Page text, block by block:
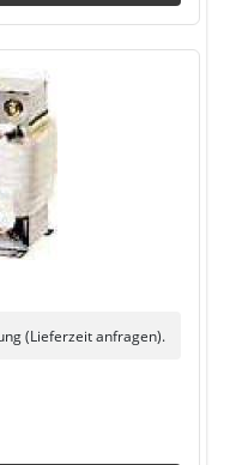
(Lieferzeit anfragen).